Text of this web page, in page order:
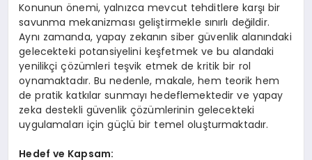
Konunun önemi, yalnızca mevcut tehditlere karşı bir
savunma mekanizması geliştirmekle sınırlı değildir.
Aynı zamanda, yapay zekanın siber güvenlik alanındaki
gelecekteki potansiyelini keşfetmek ve bu alandaki
yenilikçi çözümleri teşvik etmek de kritik bir rol
oynamaktadır. Bu nedenle, makale, hem teorik hem
de pratik katkılar sunmayı hedeflemektedir ve yapay
zeka destekli güvenlik çözümlerinin gelecekteki
uygulamaları için güçlü bir temel oluşturmaktadır.
Hedef ve Kapsam: